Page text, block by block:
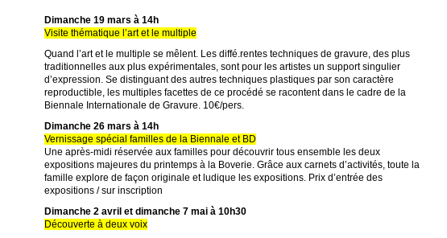
Dimanche 19 mars à 14h
Visite thématique l’art et le multiple
Quand l’art et le multiple se mêlent. Les diffé.rentes techniques de gravure, des plus
traditionnelles aux plus expérimentales, sont pour les artistes un support singulier
d’expression. Se distinguant des autres techniques plastiques par son caractère
reproductible, les multiples facettes de ce procédé se racontent dans le cadre de la
Biennale Internationale de Gravure. 10€/pers.
Dimanche 26 mars à 14h
Vernissage spécial familles de la Biennale et BD
Une après-midi réservée aux familles pour découvrir tous ensemble les deux
expositions majeures du printemps à la Boverie. Grâce aux carnets d’activités, toute la
famille explore de façon originale et ludique les expositions. Prix d’entrée des
expositions / sur inscription
Dimanche 2 avril et dimanche 7 mai à 10h30
Découverte à deux voix